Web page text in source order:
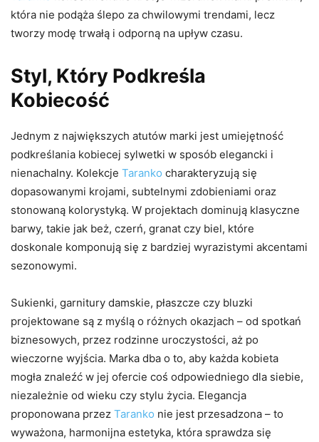
która nie podąża ślepo za chwilowymi trendami, lecz
tworzy modę trwałą i odporną na upływ czasu.
Styl, Który Podkreśla
Kobiecość
Jednym z największych atutów marki jest umiejętność
podkreślania kobiecej sylwetki w sposób elegancki i
nienachalny. Kolekcje Taranko charakteryzują się
dopasowanymi krojami, subtelnymi zdobieniami oraz
stonowaną kolorystyką. W projektach dominują klasyczne
barwy, takie jak beż, czerń, granat czy biel, które
doskonale komponują się z bardziej wyrazistymi akcentami
sezonowymi.
Sukienki, garnitury damskie, płaszcze czy bluzki
projektowane są z myślą o różnych okazjach – od spotkań
biznesowych, przez rodzinne uroczystości, aż po
wieczorne wyjścia. Marka dba o to, aby każda kobieta
mogła znaleźć w jej ofercie coś odpowiedniego dla siebie,
niezależnie od wieku czy stylu życia. Elegancja
proponowana przez Taranko nie jest przesadzona – to
wyważona, harmonijna estetyka, która sprawdza się